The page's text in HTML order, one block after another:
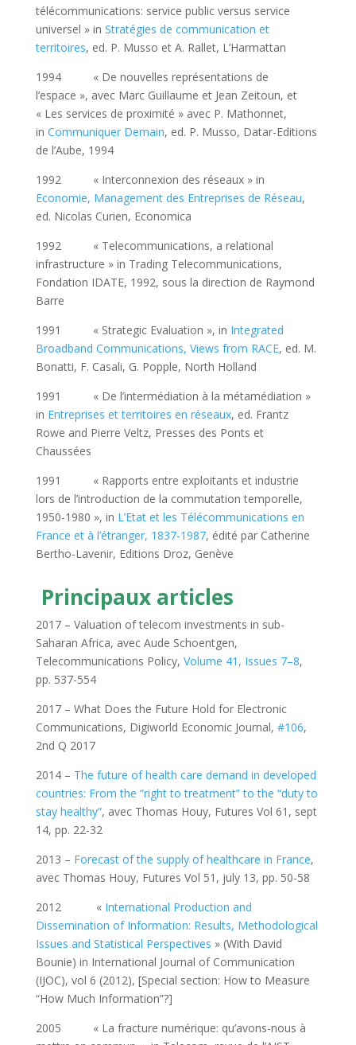
télécommunications: service public versus service
universel » in Stratégies de communication et
territoires, ed. P. Musso et A. Rallet, L’Harmattan
1994 « De nouvelles représentations de
l’espace », avec Marc Guillaume et Jean Zeitoun, et
« Les services de proximité » avec P. Mathonnet,
in Communiquer Demain, ed. P. Musso, Datar-Editions
de l’Aube, 1994
1992 « Interconnexion des réseaux » in
Economie, Management des Entreprises de Réseau,
ed. Nicolas Curien, Economica
1992 « Telecommunications, a relational
infrastructure » in Trading Telecommunications,
Fondation IDATE, 1992, sous la direction de Raymond
Barre
1991 « Strategic Evaluation », in Integrated
Broadband Communications, Views from RACE, ed. M.
Bonatti, F. Casali, G. Popple, North Holland
1991 « De l’intermédiation à la métamédiation »
in Entreprises et territoires en réseaux, ed. Frantz
Rowe and Pierre Veltz, Presses des Ponts et
Chaussées
1991 « Rapports entre exploitants et industrie
lors de l’introduction de la commutation temporelle,
1950-1980 », in L’Etat et les Télécommunications en
France et à l’étranger, 1837-1987, édité par Catherine
Bertho-Lavenir, Editions Droz, Genève
Principaux articles
2017 – Valuation of telecom investments in sub-
Saharan Africa, avec Aude Schoentgen,
Telecommunications Policy, Volume 41, Issues 7–8,
pp. 537-554
2017 – What Does the Future Hold for Electronic
Communications, Digiworld Economic Journal, #106,
2nd Q 2017
2014 – The future of health care demand in developed
countries: From the “right to treatment” to the “duty to
stay healthy”, avec Thomas Houy, Futures Vol 61, sept
14, pp. 22-32
2013 – Forecast of the supply of healthcare in France,
avec Thomas Houy, Futures Vol 51, july 13, pp. 50-58
2012 « International Production and
Dissemination of Information: Results, Methodological
Issues and Statistical Perspectives » (With David
Bounie) in International Journal of Communication
(IJOC), vol 6 (2012), [Special section: How to Measure
“How Much Information”?]
2005 « La fracture numérique: qu’avons-nous à